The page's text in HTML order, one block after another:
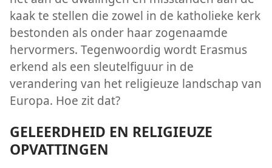
kaak te stellen die zowel in de katholieke kerk
bestonden als onder haar zogenaamde
hervormers. Tegenwoordig wordt Erasmus
erkend als een sleutelfiguur in de
verandering van het religieuze landschap van
Europa. Hoe zit dat?
GELEERDHEID EN RELIGIEUZE
OPVATTINGEN